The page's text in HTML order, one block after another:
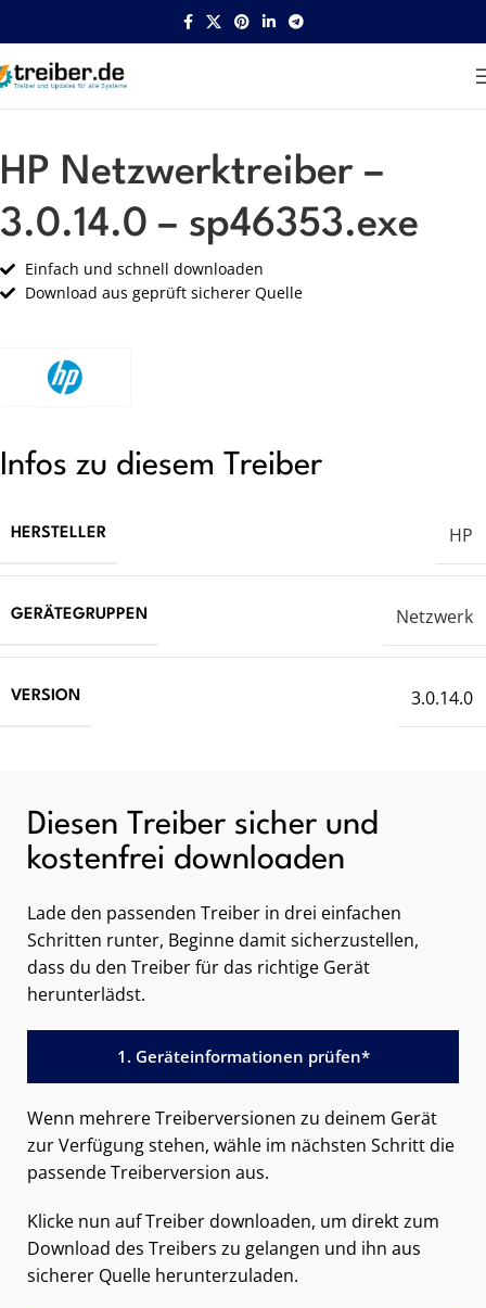
Startseite HP Netzwerk
HP Netzwerktreiber –
3.0.14.0 – sp46353.exe
Einfach und schnell downloaden
Download aus geprüft sicherer Quelle
Infos zu diesem Treiber
HERSTELLER HP
GERÄTEGRUPPEN Netzwerk
VERSION 3.0.14.0
Diesen Treiber sicher und
kostenfrei downloaden
Lade den passenden Treiber in drei einfachen
Schritten runter, Beginne damit sicherzustellen,
dass du den Treiber für das richtige Gerät
herunterlädst.
1. Geräteinformationen prüfen*
Wenn mehrere Treiberversionen zu deinem Gerät
zur Verfügung stehen, wähle im nächsten Schritt die
passende Treiberversion aus.
Klicke nun auf Treiber downloaden, um direkt zum
Download des Treibers zu gelangen und ihn aus
sicherer Quelle herunterzuladen.